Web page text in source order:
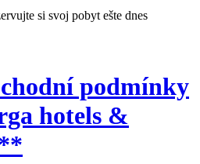
si svoj pobyt ešte dnes
podmínky
hotels &